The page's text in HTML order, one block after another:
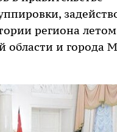
региона летом
области и города